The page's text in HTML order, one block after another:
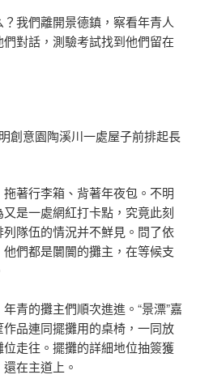
我們離開景德鎮，察看年青人
對話，測驗考試找到他們留在
創意園陶溪川一處屋子前排起長
著行李箱、背著年夜包。不明
是一處網紅打卡點，究竟此刻
隊伍的情況并不鮮見。問了依
們都是闤闠的攤主，在等候支
青的攤主們順次進進。“景漂”嘉
品連同擺攤用的桌椅，一同放
走往。擺攤的詳細地位抽簽獲
在主道上。